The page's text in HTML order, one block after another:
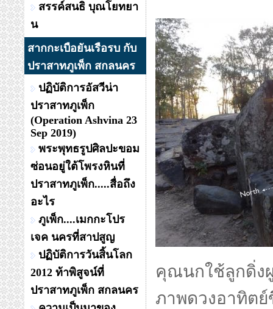
สรรค์สนธิ บุณโยทยา
น
สากกะเบือยันเรือรบ กับ
ปราสาทภูเพ็ก สกลนคร
ปฏิบัติการอัสวีน่า
ปราสาทภูเพ็ก
(Operation Ashvina 23
Sep 2019)
พระพุทธรูปศิลปะขอม
ซ่อนอยู่ใต้โพรงหินที่
ปราสาทภูเพ็ก.....สื่อถึง
อะไร
ภูเพ็ก....เมกกะโปร
เจค นครที่สาปสูญ
ปฏิบัติการวันสิ้นโลก
2012 ท้าพิสูจน์ที่
ปราสาทภูเพ็ก สกลนคร
คุณนกใช้ลูกดิ่ง
ภาพดวงอาทิตย์